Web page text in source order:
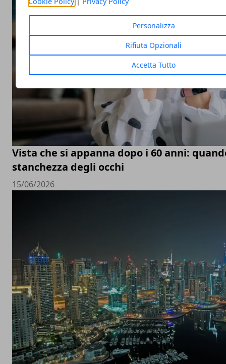
Personalizza
Rifiuta Opzionali
Accetta Tutto
Vista che si appanna dopo i 60 anni:
stanchezza degli occhi
15/06/2026